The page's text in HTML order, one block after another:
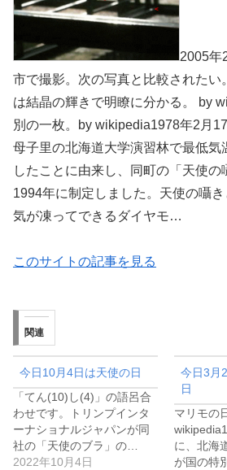
2005年
市で撮影。次の写真と比較されたい
は結晶の輝きで明瞭に分かる。 by
別の一枚。by wikipedia1978年2月
母子里の北海道大学演習林で最低
したことに由来し、同町の「天使の
1994年に制定しました。天使の囁
気が凍ってできるダイヤモ…
このサイトの記事を見る
関連
今日10月4日は天使の日
「てん(10)し(4)」の語呂合
わせです。トリンプインタ
ーナショナルジャパンが同
社の「天使のブラ」の…
2022年10月4日
今日3月
日
マリモの
に、北海
が国の特